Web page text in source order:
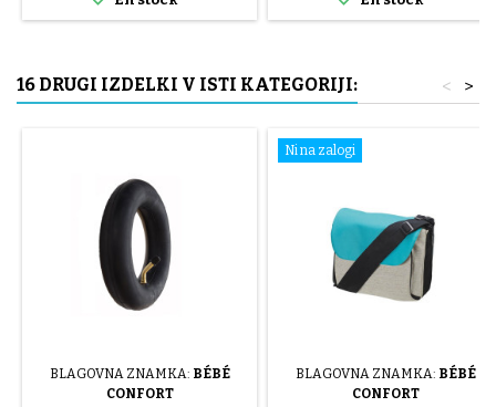
da ne predrete notranje cevi.
16 DRUGI IZDELKI V ISTI KATEGORIJI: >
<
BLAGOVNA ZNAMKA: BÉBÉ
CONFORT
Ni na zalogi
BLAGOVNA ZNAMKA: BÉBÉ
CONFORT